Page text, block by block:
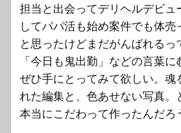
担当と出会ってデリヘルデビュ
してパパ活も始め案件でも体
と思ったけどまだがんばれるっ
「今日も鬼出勤」などの言葉に
ぜひ手にとってみて欲しい。魂
れた編集と、色あせない写真。
本当にこだわって作ったんだろ